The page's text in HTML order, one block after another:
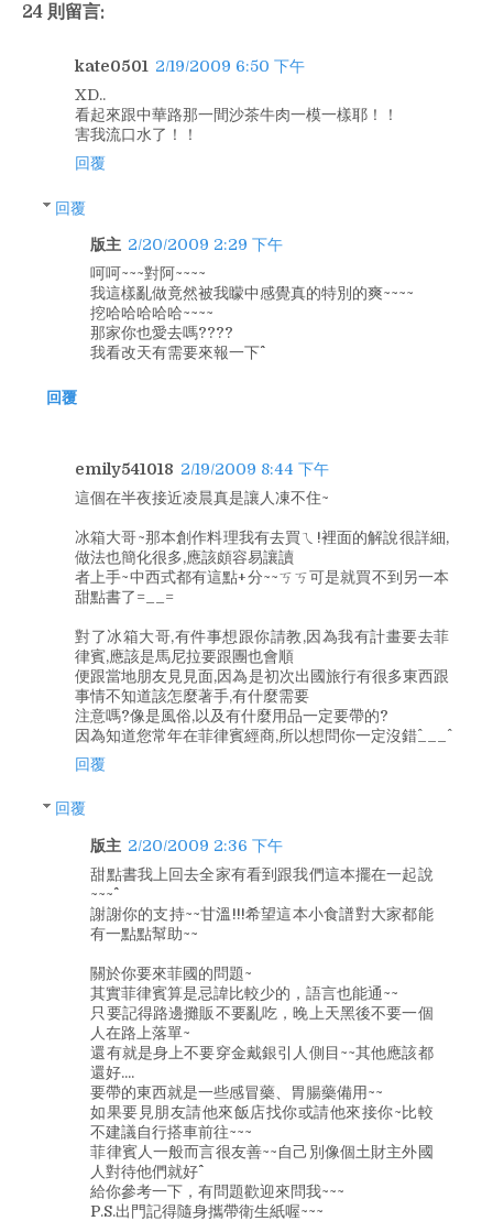
24 則留言:
kate0501 2/19/2009 6:50 下午
XD..
看起來跟中華路那一間沙茶牛肉一模一樣耶！！
害我流口水了！！
回覆
回覆
版主 2/20/2009 2:29 下午
呵呵~~~對阿~~~~
我這樣亂做竟然被我矇中感覺真的特別的爽~~~~
挖哈哈哈哈哈~~~~
那家你也愛去嗎????
我看改天有需要來報一下^^
回覆
emily541018 2/19/2009 8:44 下午
這個在半夜接近凌晨真是讓人凍不住~
冰箱大哥~那本創作料理我有去買ㄟ!裡面的解說很詳細,
做法也簡化很多,應該頗容易讓讀
者上手~中西式都有這點+分~~ㄎㄎ可是就買不到另一本
甜點書了=__=
對了冰箱大哥,有件事想跟你請教,因為我有計畫要去菲
律賓,應該是馬尼拉要跟團也會順
便跟當地朋友見見面,因為是初次出國旅行有很多東西跟
事情不知道該怎麼著手,有什麼需要
注意嗎?像是風俗,以及有什麼用品一定要帶的?
因為知道您常年在菲律賓經商,所以想問你一定沒錯^___^
回覆
回覆
版主 2/20/2009 2:36 下午
甜點書我上回去全家有看到跟我們這本擺在一起說
~~~^^
謝謝你的支持~~甘溫!!!希望這本小食譜對大家都能
有一點點幫助~~
關於你要來菲國的問題~
其實菲律賓算是忌諱比較少的，語言也能通~~
只要記得路邊攤販不要亂吃，晚上天黑後不要一個
人在路上落單~
還有就是身上不要穿金戴銀引人側目~~其他應該都
還好....
要帶的東西就是一些感冒藥、胃腸藥備用~~
如果要見朋友請他來飯店找你或請他來接你~比較
不建議自行搭車前往~~~
菲律賓人一般而言很友善~~自己別像個土財主外國
人對待他們就好^^
給你參考一下，有問題歡迎來問我~~~
P.S.出門記得隨身攜帶衛生紙喔~~~